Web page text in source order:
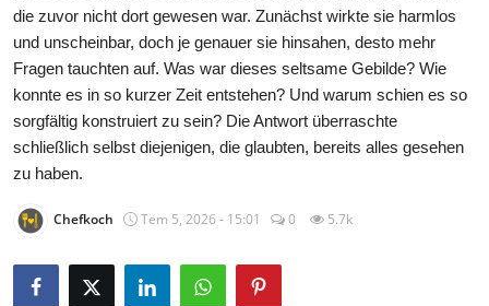
die zuvor nicht dort gewesen war. Zunächst wirkte sie harmlos
und unscheinbar, doch je genauer sie hinsahen, desto mehr
Fragen tauchten auf. Was war dieses seltsame Gebilde? Wie
konnte es in so kurzer Zeit entstehen? Und warum schien es so
sorgfältig konstruiert zu sein? Die Antwort überraschte
schließlich selbst diejenigen, die glaubten, bereits alles gesehen
zu haben.
Chefkoch Tem 5, 2026 - 15:01 0 5.7k